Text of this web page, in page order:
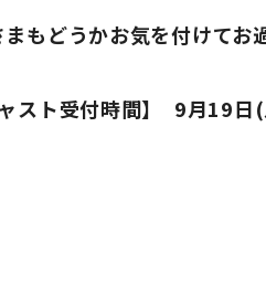
まもどうかお気を付けてお
ャスト受付時間】 9月19